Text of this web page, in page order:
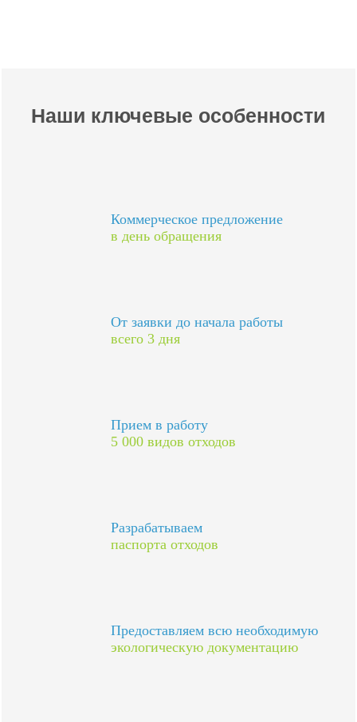
Наши ключевые особенности
Коммерческое предложение
в день обращения
От заявки до начала работы
всего 3 дня
Прием в работу
5 000 видов отходов
Разрабатываем
паспорта отходов
Предоставляем всю необходимую
экологическую документацию